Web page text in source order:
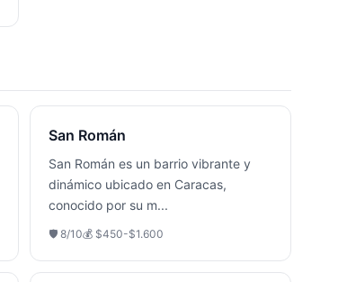
San Román
San Román es un barrio vibrante y
dinámico ubicado en Caracas,
conocido por su m...
🛡️ 8/10💰 $450-$1.600